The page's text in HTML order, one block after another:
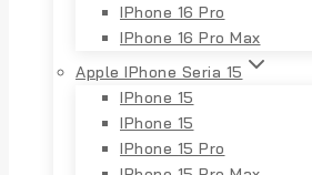
IPhone 16 Pro
IPhone 16 Pro Max
Apple IPhone Seria 15
IPhone 15
IPhone 15
IPhone 15 Pro